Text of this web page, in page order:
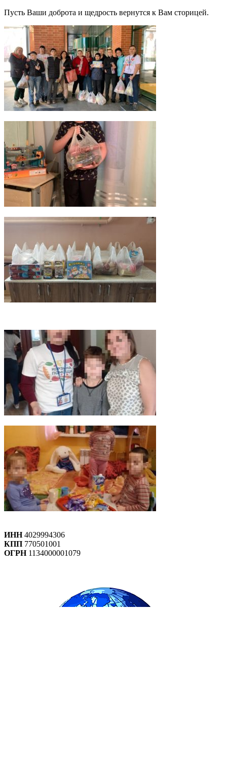
Пусть Ваши доброта и щедрость вернутся к Вам сторицей.
ИНН4029994306
КПП 770501001
ОГРН1134000001079